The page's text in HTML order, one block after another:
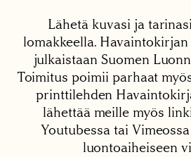
Lähetä kuvasi ja
lomakkeella.
julkaistaan Suomen
Toimitus poimii parhaat
printtilehden
lähettää meille myös
Youtubessa tai
luontoaiheiseen